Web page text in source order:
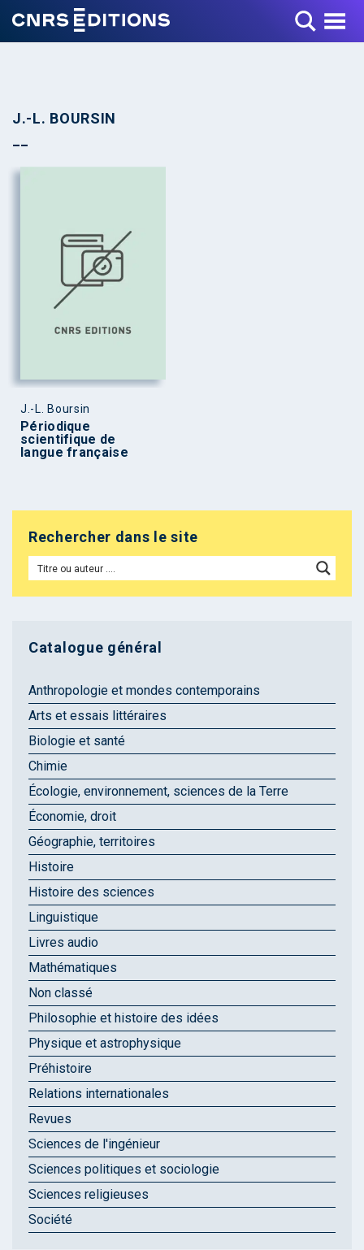
Toggle Menu
J.-L. BOURSIN
J.-L. Boursin
Périodique
scientifique de
langue française
Rechercher dans le site
Catalogue général
Anthropologie et mondes contemporains
Arts et essais littéraires
Biologie et santé
Chimie
Écologie, environnement, sciences de la Terre
Économie, droit
Géographie, territoires
Histoire
Histoire des sciences
Linguistique
Livres audio
Mathématiques
Non classé
Philosophie et histoire des idées
Physique et astrophysique
Préhistoire
Relations internationales
Revues
Sciences de l'ingénieur
Sciences politiques et sociologie
Sciences religieuses
Société